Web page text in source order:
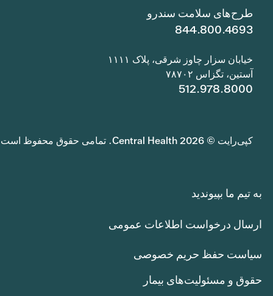
طرح‌های سلامت سندرو
844.800.4693
خیابان سزار چاوز شرقی، پلاک ۱۱۱۱
آستین، تگزاس ۷۸۷۰۲
512.978.8000
کپی‌رایت © 2026 Central Health. تمامی حقوق محفوظ است.
به تیم ما بپیوندید
ارسال درخواست اطلاعات عمومی
سیاست حفظ حریم خصوصی
حقوق و مسئولیت‌های بیمار